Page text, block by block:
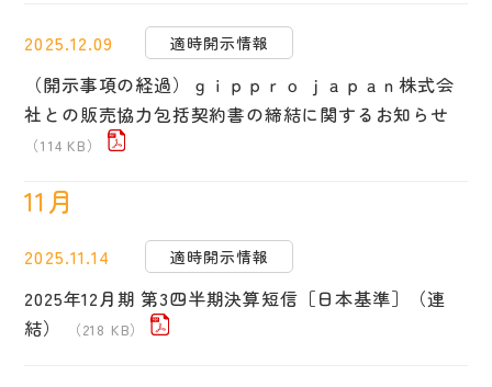
2025.12.09 適時開示情報
（開示事項の経過）ｇｉｐｐｒｏ ｊａｐａｎ株式会
社との販売協力包括契約書の締結に関するお知らせ
（114 KB）
11月
2025.11.14 適時開示情報
2025年12月期 第3四半期決算短信［日本基準］（連
結）
（218 KB）